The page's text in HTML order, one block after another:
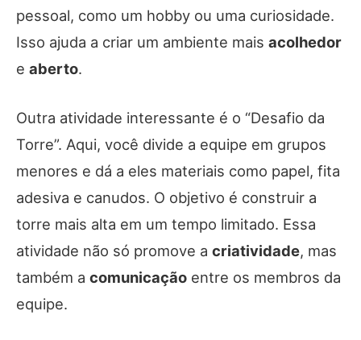
pessoal, como um hobby ou uma curiosidade.
Isso ajuda a criar um ambiente mais acolhedor
e aberto.
Outra atividade interessante é o “Desafio da
Torre”. Aqui, você divide a equipe em grupos
menores e dá a eles materiais como papel, fita
adesiva e canudos. O objetivo é construir a
torre mais alta em um tempo limitado. Essa
atividade não só promove a criatividade, mas
também a comunicação entre os membros da
equipe.